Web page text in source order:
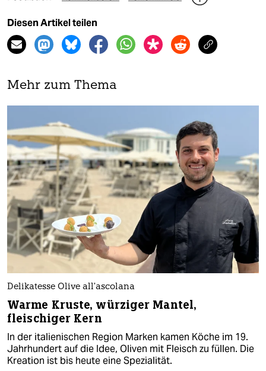
Diesen Artikel teilen
Mehr zum Thema
Delikatesse Olive all’ascolana
Warme Kruste, würziger Mantel,
fleischiger Kern
In der italienischen Region Marken kamen Köche im 19.
Jahrhundert auf die Idee, Oliven mit Fleisch zu füllen. Die
Kreation ist bis heute eine Spezialität.